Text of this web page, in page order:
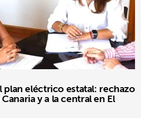
plan eléctrico estatal: rechazo
y a la central en El